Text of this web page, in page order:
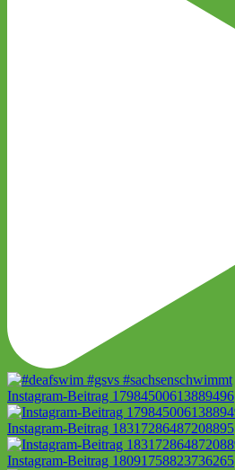
Instagram-Beitrag 17984500613889496
Instagram-Beitrag 18317286487208895
Instagram-Beitrag 18091758823736265